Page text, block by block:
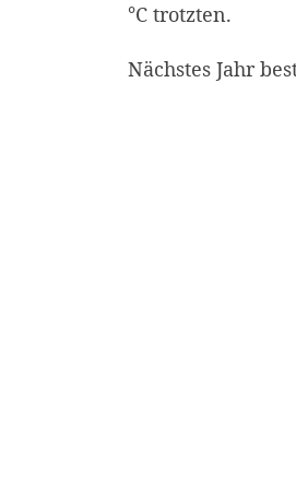
°C trotzten.
Nächstes Jahr